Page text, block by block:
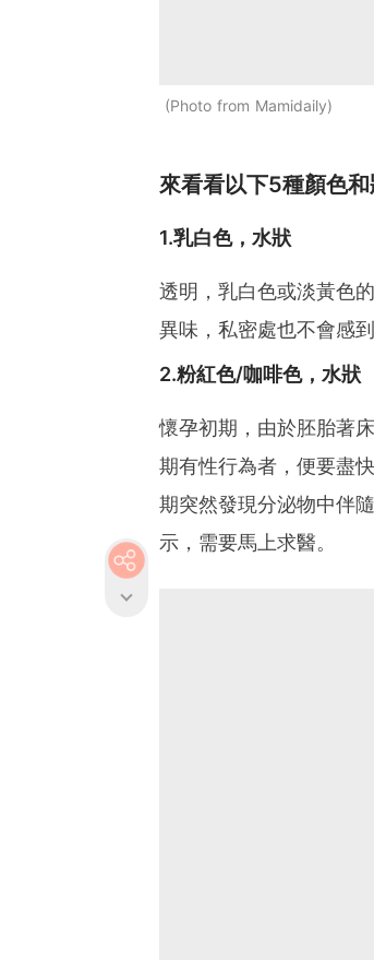
Photo from Mamidaily
來看看以下5種顏色
1.乳白色，水狀
透明，乳白色或淡黃色
異味，私密處也不會感到
2.粉紅色/咖啡色，水狀
懷孕初期，由於胚胎著
期有性行為者，便要盡
期突然發現分泌物中伴
示，需要馬上求醫。